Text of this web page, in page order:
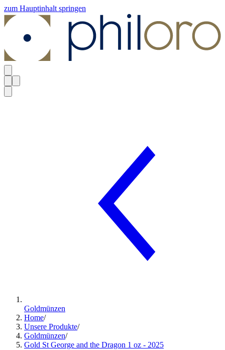
zum Hauptinhalt springen
Goldmünzen
Home/
Unsere Produkte/
Goldmünzen/
Gold St George and the Dragon 1 oz - 2025